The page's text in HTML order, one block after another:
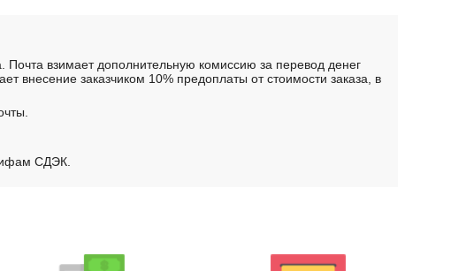
взимает дополнительную комиссию за перевод денег
заказчиком 10% предоплаты от стоимости заказа, в
СДЭК.